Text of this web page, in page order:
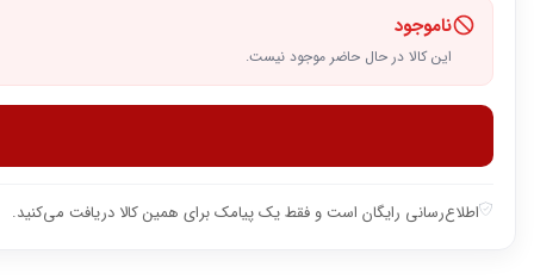
ناموجود
این کالا در حال حاضر موجود نیست.
اطلاع‌رسانی رایگان است و فقط یک پیامک برای همین کالا دریافت می‌کنید.